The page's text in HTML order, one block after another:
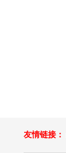
友情链接：